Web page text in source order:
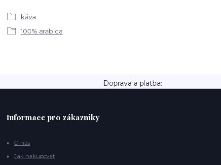
káva
100% arabica
Doprava a platba:
Informace pro zákazníky
O nás
Jak nakupovat